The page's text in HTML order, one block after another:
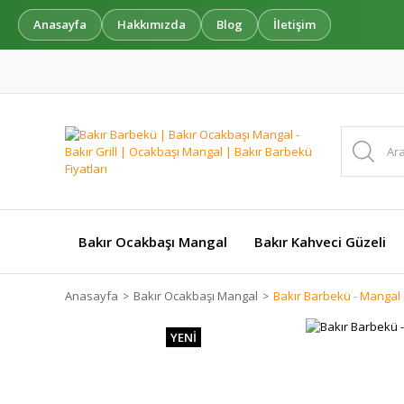
Anasayfa Hakkımızda Blog İletişim
Bakır Ocakbaşı Mangal Bakır Kahveci Güzeli
Anasayfa Bakır Ocakbaşı Mangal Bakır Barbekü - Mangal
YENİ